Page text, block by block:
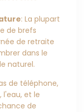
: La plupart
de brefs
de retraite
dans le
naturel.
de téléphone,
et le
de